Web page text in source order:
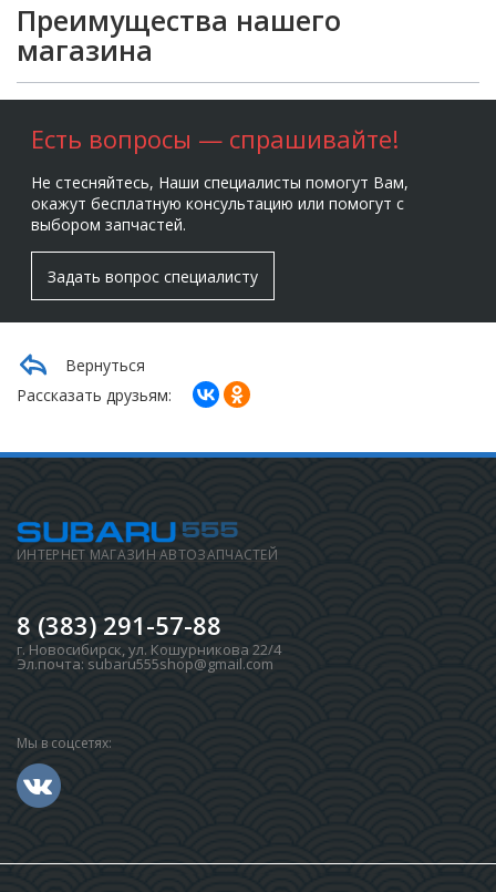
Преимущества нашего
магазина
Есть вопросы — спрашивайте!
Не стесняйтесь, Наши специалисты помогут Вам,
окажут бесплатную консультацию или помогут с
выбором запчастей.
Задать вопрос специалисту
Вернуться
Рассказать друзьям:
ИНТЕРНЕТ МАГАЗИН АВТОЗАПЧАСТЕЙ
8 (383) 291-57-88
г. Новосибирск,ул. Кошурникова 22/4
Эл.почта: subaru555shop@gmail.com
Мы в соцсетях: